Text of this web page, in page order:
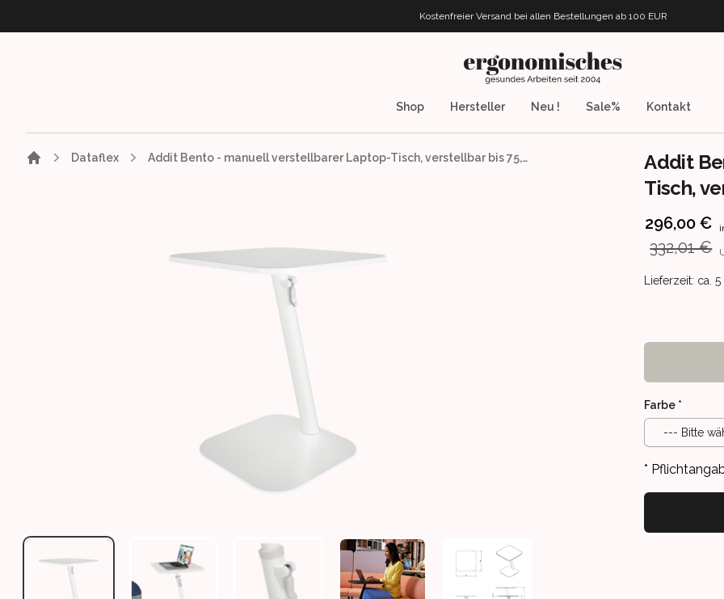
Kostenfreier Versand bei allen Bestellungen ab 100 EUR
ergonomisches.de
Shop Hersteller Neu ! Sale% Kontakt
Addit
Tisch,
Product
296,00 €
332,01 €
Product
Lieferzeit: ca.
Dataflex Addit Bento - manuell verstellbarer Laptop-Tisch, verstellbar bis 75,5cm
BENTO LAPTOP-TISCHBENTO LAPTOP-TISCHBENTO LAPTOP-TISCHADDIT BENTO - MANUELL VERSTELLBARER LAPTOP-TISCH,
ADDIT BENTO - MANUELL
Farbe *
--- Bitte
*